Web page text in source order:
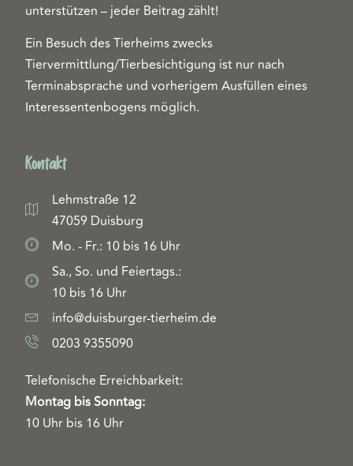
unterstützen – jeder Beitrag zählt!
Ein Besuch des Tierheims zwecks
Tiervermittlung/Tierbesichtigung ist nur nach
Terminabsprache und vorherigem Ausfüllen eines
Interessentenbogens möglich.
Kontakt
Lehmstraße 12
47059 Duisburg
Mo. - Fr.: 10 bis 16 Uhr
Sa., So. und Feiertags.:
10 bis 16 Uhr
info@duisburger-tierheim.de
0203 9355090
Telefonische Erreichbarkeit:
Montag bis Sonntag:
10 Uhr bis 16 Uhr